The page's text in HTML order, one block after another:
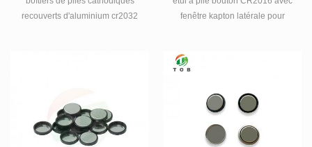
recouverts d'aluminium cr2032
Laboratoire
fenêtre kapton latérale pour